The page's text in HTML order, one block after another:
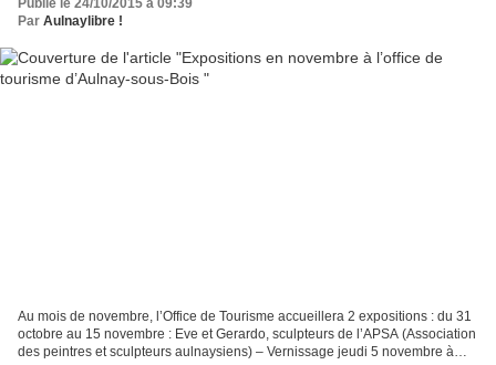
Par Aulnaylibre !
Au mois de novembre, l’Office de Tourisme accueillera 2 expositions : du 31
octobre au 15 novembre : Eve et Gerardo, sculpteurs de l’APSA (Association
des peintres et sculpteurs aulnaysiens) – Vernissage jeudi 5 novembre à